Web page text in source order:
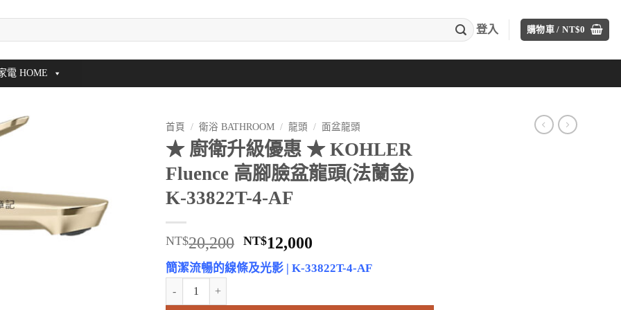
登入 購物車 /NT$0
電 HOME
首頁 / 衛浴 BATHROOM / 龍頭 / 面盆龍頭
★ 廚衛升級優惠 ★ KOHLER
Fluence 高腳臉盆龍頭(法蘭金)
K-33822T-4-AF
NT$20,200 原
始
價
NT$12,000
價
簡潔流暢的線條及光影 | K-33822T-4-AF